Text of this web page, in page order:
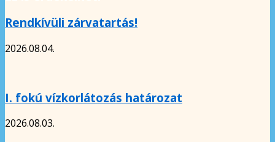
Rendkívüli zárvatartás!
2026.08.04.
I. fokú vízkorlátozás határozat
2026.08.03.